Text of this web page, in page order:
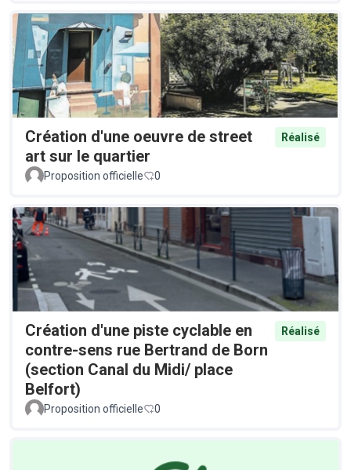
Création d'une oeuvre de street
art sur le quartier
Réalisé
Proposition officielle 0
Création d'une piste cyclable en
contre-sens rue Bertrand de Born
(section Canal du Midi/ place
Belfort)
Réalisé
Proposition officielle 0